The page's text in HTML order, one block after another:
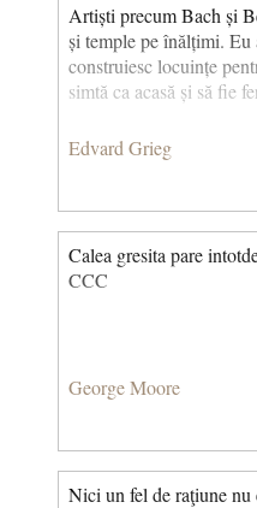
Artiști precum Bach și
și temple pe înălțimi. Eu
construiesc locuințe
simtă ca acasă și să fie
Edvard Grieg
Calea gresita pare
CCC
George Moore
Nici un fel de raţiune nu